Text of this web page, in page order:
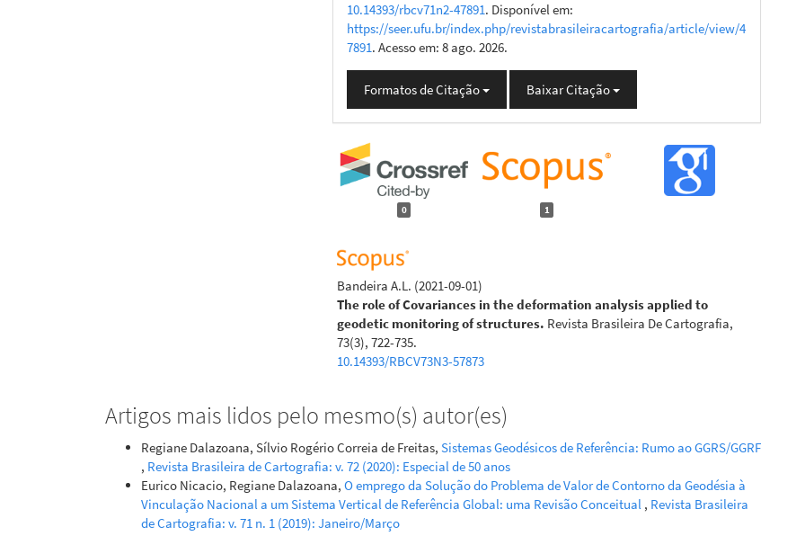
10.14393/rbcv71n2-47891. Disponível em:
https://seer.ufu.br/index.php/revistabrasileiracartografia/article/view/4
7891. Acesso em: 8 ago. 2026.
Formatos de Citação Baixar Citação
0 1
Bandeira A.L. (2021-09-01)
The role of Covariances in the deformation analysis applied to
geodetic monitoring of structures. Revista Brasileira De Cartografia,
73(3), 722-735.
10.14393/RBCV73N3-57873
Artigos mais lidos pelo mesmo(s) autor(es)
Regiane Dalazoana, Sílvio Rogério Correia de Freitas, Sistemas Geodésicos de Referência: Rumo ao GGRS/GGRF
, Revista Brasileira de Cartografia: v. 72 (2020): Especial de 50 anos
Eurico Nicacio, Regiane Dalazoana, O emprego da Solução do Problema de Valor de Contorno da Geodésia à
Vinculação Nacional a um Sistema Vertical de Referência Global: uma Revisão Conceitual , Revista Brasileira
de Cartografia: v. 71 n. 1 (2019): Janeiro/Março